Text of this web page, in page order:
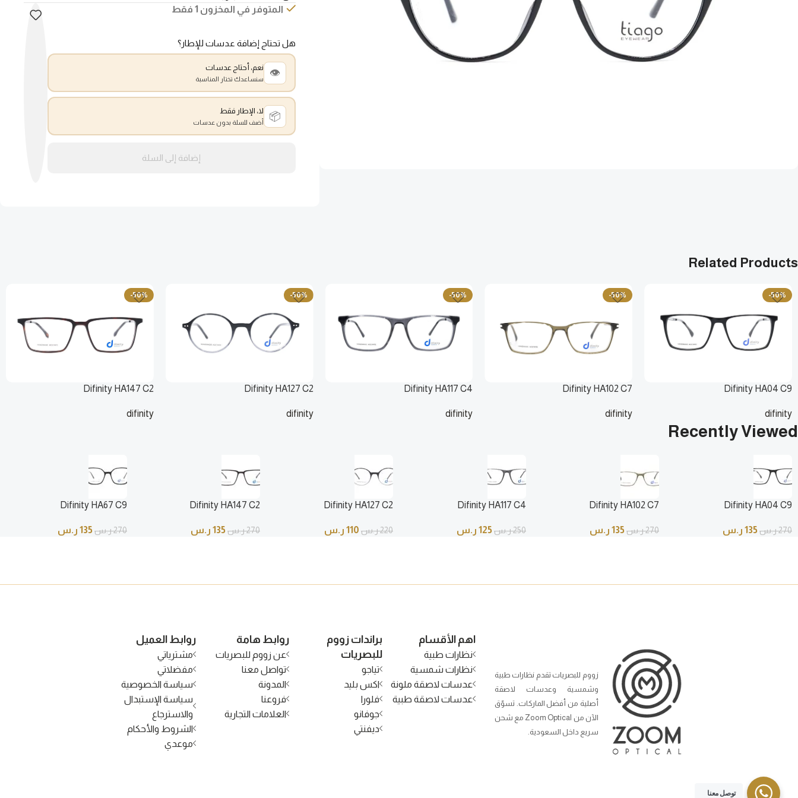
المتوفر في المخزون 1 فقط
هل تحتاج إضافة عدسات للإطار؟
👁️ نعم، أحتاج عدسات
سنساعدك تختار المناسبة
📦 لا، الإطار فقط
أضف للسلة بدون عدسات
إضافة إلى السلة
Related Products
-50%
Difinity HA04 C9
difinity
270 ر.س 135ر.س
-50%
Difinity HA102 C7
difinity
-50%
Difinity HA117 C4
difinity
-50%
Difinity HA127 C2
difinity
-50%
Difinity HA147 C2
difinity
Recently Viewed
Difinity HA04 C9
270ر.س135 ر.س
Difinity HA102 C7
270ر.س135 ر.س
Difinity HA117 C4
250ر.س125 ر.س
Difinity HA127 C2
220ر.س 110 ر.س
Difinity HA147 C2
270ر.س135 ر.س
Difinity HA67 C9
270ر.س135 ر.س
زووم للبصريات تقدم نظارات طبية
وشمسية وعدسات لاصقة
أصلية من أفضل الماركات. تسوّق
الآن من Zoom Optical مع شحن
سريع داخل السعودية.
اهم الأقسام
نظارات طبية
نظارات شمسية
عدسات لاصقة ملونة
عدسات لاصقة طبية
براندات زووم
للبصريات
تياجو
اكس بليد
فلورا
جوفانو
ديفنتي
روابط هامة
عن زووم للبصريات
تواصل معنا
المدونة
فروعنا
العلامات التجارية
روابط العميل
مشترياتي
مفضلاتي
سياسة الخصوصية
سياسة الإستبدال
والاسترجاع
الشروط والأحكام
موعدي
توصل معنا